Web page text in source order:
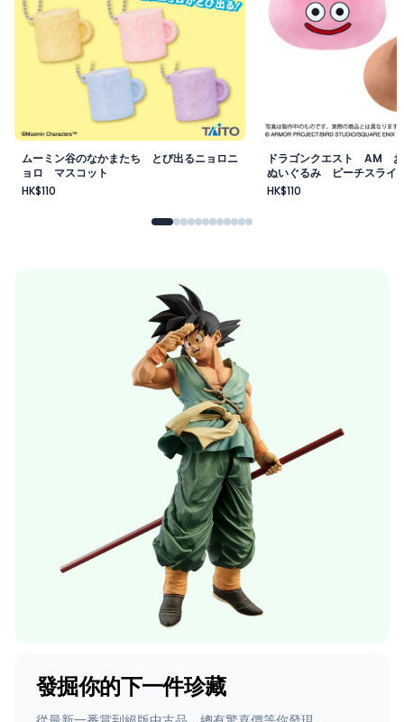
ムーミン谷のなかまたち とび出るニョロニ
ョロ マスコット
HK$110
ドラゴンクエスト AM お
ぬいぐるみ ピーチスライ
ム
HK$110
發掘你的下一件珍藏